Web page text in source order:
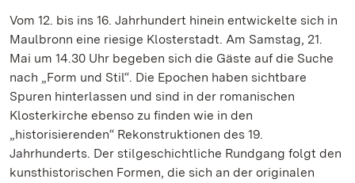
Vom 12. bis ins 16. Jahrhundert hinein entwickelte sich in
Maulbronn eine riesige Klosterstadt. Am Samstag, 21.
Mai um 14.30 Uhr begeben sich die Gäste auf die Suche
nach „Form und Stil“. Die Epochen haben sichtbare
Spuren hinterlassen und sind in der romanischen
Klosterkirche ebenso zu finden wie in den
„historisierenden“ Rekonstruktionen des 19.
Jahrhunderts. Der stilgeschichtliche Rundgang folgt den
kunsthistorischen Formen, die sich an der originalen